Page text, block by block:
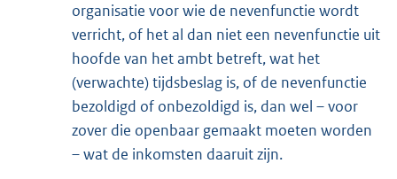
organisatie voor wie de nevenfunctie wordt
verricht, of het al dan niet een nevenfunctie uit
hoofde van het ambt betreft, wat het
(verwachte) tijdsbeslag is, of de nevenfunctie
bezoldigd of onbezoldigd is, dan wel – voor
zover die openbaar gemaakt moeten worden
– wat de inkomsten daaruit zijn.